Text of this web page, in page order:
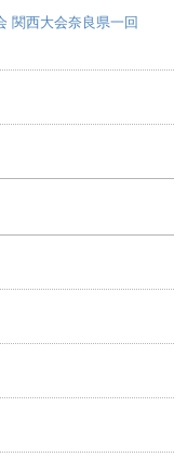
関西大会奈良県一回